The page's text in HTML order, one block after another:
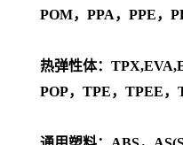
POM，PPA，PPE，
热弹性体：
POP，TPE，TPEE